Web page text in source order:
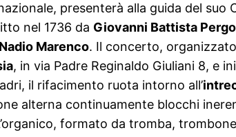
presenterà alla guida del suo
nel 1736 da Giovanni Battista
Marenco. Il concerto,
, in via Padre Reginaldo Giuliani 8, e
il rifacimento ruota intorno all’
alterna continuamente blocchi
formato da tromba,